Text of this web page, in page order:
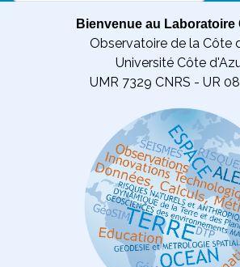
Bienvenue au Laboratoire
Observatoire de la Côte
Université Côte
UMR 7329 CNRS - UR